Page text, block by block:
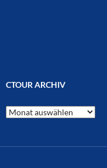
CTOUR ARCHIV
CTOUR
Archiv